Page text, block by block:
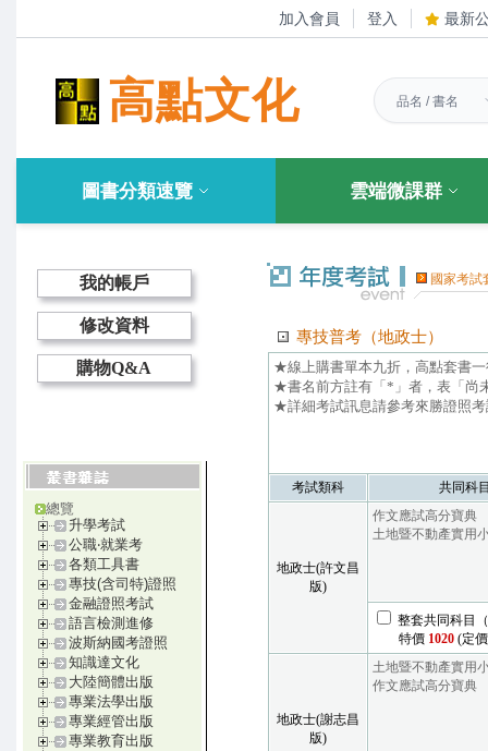
加入會員 登入 最新
高點文化
圖書分類速覽 雲端微課群
我的帳戶
修改資料
購物Q&A
總覽
升學考試
公職‧就業考
各類工具書
專技(含司特)證照
金融證照考試
語言檢測進修
波斯納國考證照
知識達文化
大陸簡體出版
專業法學出版
專業經管出版
專業教育出版
國家考試
專技普考（地政士）
★線上購書單本九折，高點套書
★書名前方註有「*」者，表「尚
★詳細考試訊息請參考來勝證照
考試類科 共同科
地政士(許文昌
版)
作文應試高分寶典
土地暨不動產實用
整套共同科目
特價 1020 (定
地政士(謝志昌
版)
土地暨不動產實用
作文應試高分寶典